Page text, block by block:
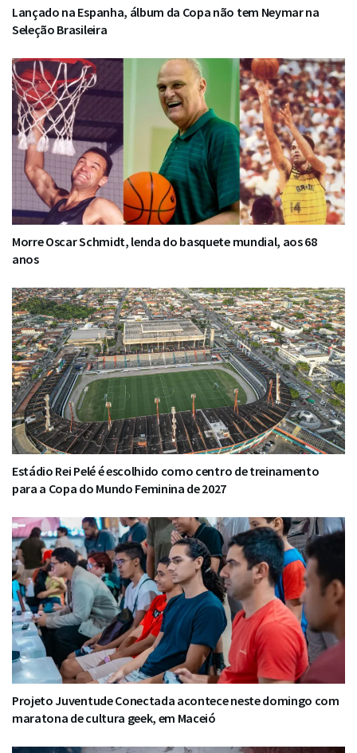
Lançado na Espanha, álbum da Copa não tem Neymar na
Seleção Brasileira
Morre Oscar Schmidt, lenda do basquete mundial, aos 68
anos
Estádio Rei Pelé é escolhido como centro de treinamento
para a Copa do Mundo Feminina de 2027
Projeto Juventude Conectada acontece neste domingo com
maratona de cultura geek, em Maceió